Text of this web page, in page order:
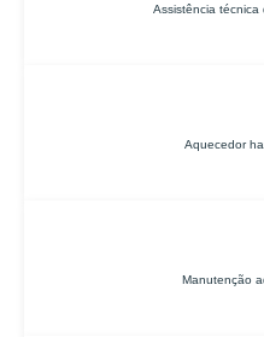
Assistência técnica
Aquecedor
Manutenção